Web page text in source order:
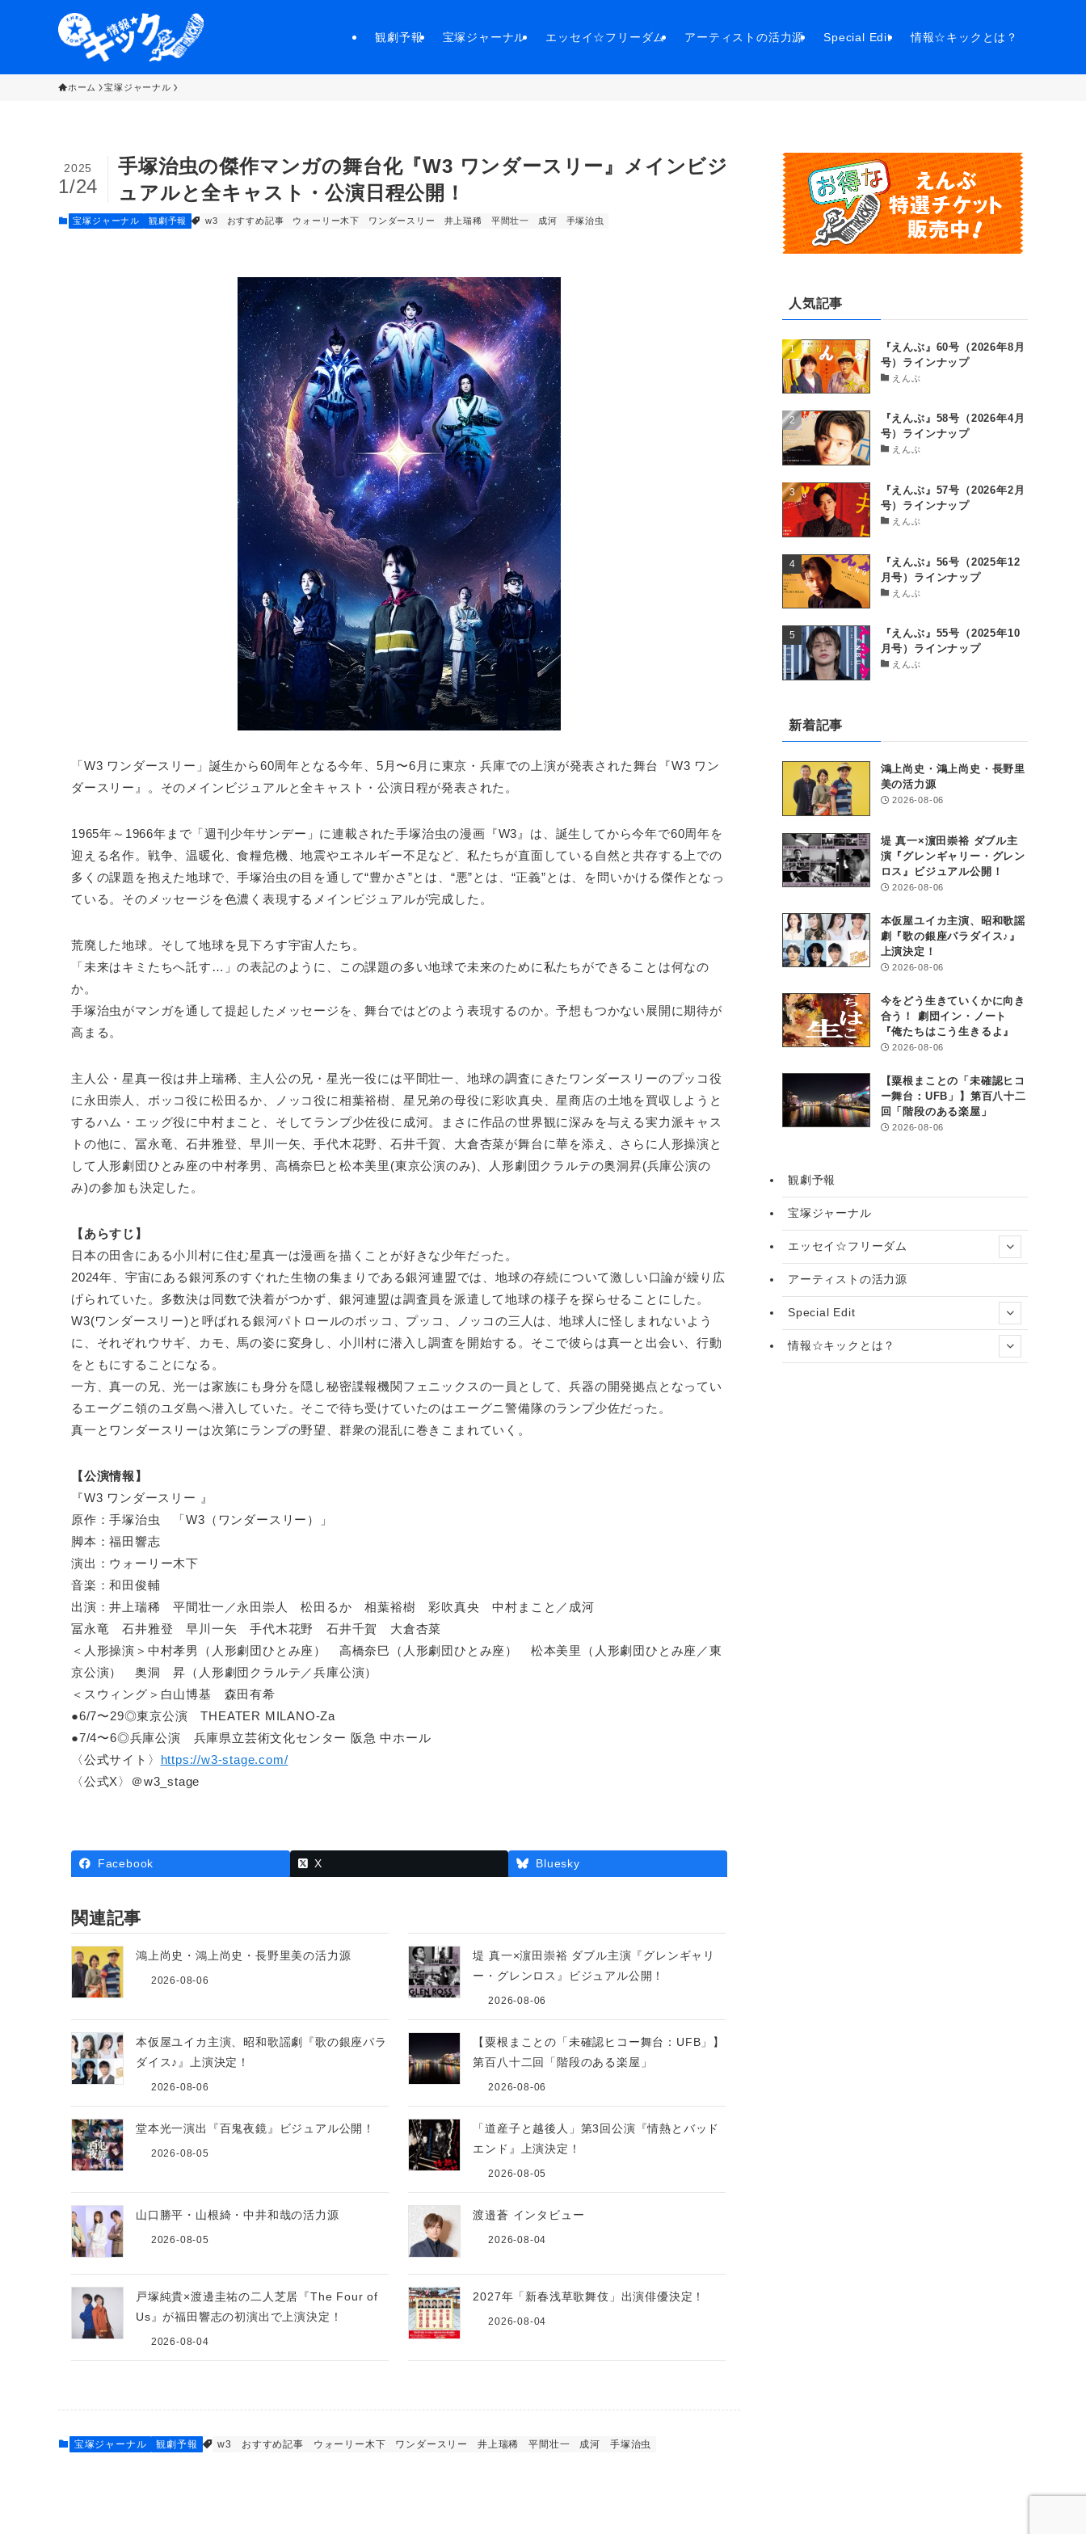
観劇予報 宝塚ジャーナル エッセイ☆フリーダム アーティストの活力源 Special Edit 情報☆キックとは？
ホーム 宝塚ジャーナル
手塚治虫の傑作マンガの舞台化『W3 ワンダースリー』メインビジ
ュアルと全キャスト・公演日程公開！
2025
1/24
宝塚ジャーナル 観劇予報 w3 おすすめ記事 ウォーリー木下 ワンダースリー 井上瑞稀 平間壮一 成河 手塚治虫
「W3 ワンダースリー」誕生から60周年となる今年、5月〜6月に東京・兵庫での上演が発表された舞台『W3 ワン
ダースリー』。そのメインビジュアルと全キャスト・公演日程が発表された。
1965年～1966年まで「週刊少年サンデー」に連載された手塚治虫の漫画『W3』は、誕生してから今年で60周年を
迎える名作。戦争、温暖化、食糧危機、地震やエネルギー不足など、私たちが直面している自然と共存する上での
多くの課題を抱えた地球で、手塚治虫の目を通して“豊かさ”とは、“悪”とは、“正義”とは、を問いかける傑作となっ
ている。そのメッセージを色濃く表現するメインビジュアルが完成した。
荒廃した地球。そして地球を見下ろす宇宙人たち。
「未来はキミたちへ託す…」の表記のように、この課題の多い地球で未来のために私たちができることは何なの
か。
手塚治虫がマンガを通して提起したメッセージを、舞台ではどのよう表現するのか。予想もつかない展開に期待が
高まる。
主人公・星真一役は井上瑞稀、主人公の兄・星光一役には平間壮一、地球の調査にきたワンダースリーのプッコ役
に永田崇人、ボッコ役に松田るか、ノッコ役に相葉裕樹、星兄弟の母役に彩吹真央、星商店の土地を買収しようと
するハム・エッグ役に中村まこと、そしてランプ少佐役に成河。まさに作品の世界観に深みを与える実力派キャス
トの他に、冨永竜、石井雅登、早川一矢、手代木花野、石井千賀、大倉杏菜が舞台に華を添え、さらに人形操演と
して人形劇団ひとみ座の中村孝男、高橋奈巳と松本美里(東京公演のみ)、人形劇団クラルテの奥洞昇(兵庫公演の
み)の参加も決定した。
【あらすじ】
日本の田舎にある小川村に住む星真一は漫画を描くことが好きな少年だった。
2024年、宇宙にある銀河系のすぐれた生物の集まりである銀河連盟では、地球の存続について激しい口論が繰り広
げられていた。多数決は同数で決着がつかず、銀河連盟は調査員を派遣して地球の様子を探らせることにした。
W3(ワンダースリー)と呼ばれる銀河パトロールのボッコ、プッコ、ノッコの三人は、地球人に怪しまれないよう
に、それぞれウサギ、カモ、馬の姿に変身し、小川村に潜入し調査を開始する。そこで彼らは真一と出会い、行動
をともにすることになる。
一方、真一の兄、光一は家族にも身分を隠し秘密諜報機関フェニックスの一員として、兵器の開発拠点となってい
るエーグニ領のユダ島へ潜入していた。そこで待ち受けていたのはエーグニ警備隊のランプ少佐だった。
真一とワンダースリーは次第にランプの野望、群衆の混乱に巻きこまれていく。
【公演情報】
『W3 ワンダースリー 』
原作：手塚治虫 「W3（ワンダースリー）」
脚本：福田響志
演出：ウォーリー木下
音楽：和田俊輔
出演：井上瑞稀 平間壮一／永田崇人 松田るか 相葉裕樹 彩吹真央 中村まこと／成河
冨永竜 石井雅登 早川一矢 手代木花野 石井千賀 大倉杏菜
＜人形操演＞中村孝男（人形劇団ひとみ座） 高橋奈巳（人形劇団ひとみ座） 松本美里（人形劇団ひとみ座／東
京公演） 奥洞 昇（人形劇団クラルテ／兵庫公演）
＜スウィング＞白山博基 森田有希
●6/7〜29◎東京公演 THEATER MILANO-Za
●7/4〜6◎兵庫公演 兵庫県立芸術文化センター 阪急 中ホール
〈公式サイト〉 https://w3-stage.com/
〈公式X〉＠w3_stage
Facebook X Bluesky
関連記事
鴻上尚史・鴻上尚史・長野里美の活力源
2026-08-06
堤 真一×濵田崇裕 ダブル主演『グレンギャリ
ー・グレンロス』ビジュアル公開！
2026-08-06
本仮屋ユイカ主演、昭和歌謡劇『歌の銀座パラ
ダイス♪』上演決定！
2026-08-06
【粟根まことの「未確認ヒコー舞台：UFB」】
第百八十二回「階段のある楽屋」
2026-08-06
堂本光一演出『百鬼夜鏡』ビジュアル公開！
2026-08-05
「道産子と越後人」第3回公演『情熱とバッド
エンド』上演決定！
2026-08-05
山口勝平・山根綺・中井和哉の活力源
2026-08-05
渡邉蒼 インタビュー
2026-08-04
戸塚純貴×渡邊圭祐の二人芝居『The Four of
Us』が福田響志の初演出で上演決定！
2026-08-04
2027年「新春浅草歌舞伎」出演俳優決定！
2026-08-04
宝塚ジャーナル 観劇予報 w3 おすすめ記事 ウォーリー木下 ワンダースリー 井上瑞稀 平間壮一 成河 手塚治虫
人気記事
『えんぶ』60号（2026年8月
号）ラインナップ
えんぶ
『えんぶ』58号（2026年4月
号）ラインナップ
えんぶ
『えんぶ』57号（2026年2月
号）ラインナップ
えんぶ
『えんぶ』56号（2025年12
月号）ラインナップ
えんぶ
『えんぶ』55号（2025年10
月号）ラインナップ
えんぶ
新着記事
鴻上尚史・鴻上尚史・長野里
美の活力源
2026-08-06
堤 真一×濵田崇裕 ダブル主
演『グレンギャリー・グレン
ロス』ビジュアル公開！
2026-08-06
本仮屋ユイカ主演、昭和歌謡
劇『歌の銀座パラダイス♪』
上演決定！
2026-08-06
今をどう生きていくかに向き
合う！ 劇団イン・ノート
『俺たちはこう生きるよ』
2026-08-06
【粟根まことの「未確認ヒコ
ー舞台：UFB」】第百八十二
回「階段のある楽屋」
2026-08-06
観劇予報
宝塚ジャーナル
エッセイ☆フリーダム
アーティストの活力源
Special Edit
情報☆キックとは？